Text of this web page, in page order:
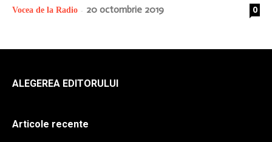
Vocea de la Radio - 20 octombrie 2019 0
ALEGEREA EDITORULUI
Articole recente